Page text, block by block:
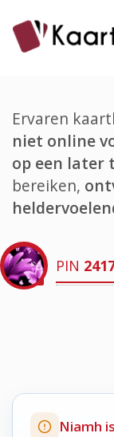
Ervaren
niet online
op een later
bereiken,
PIN
Niamh